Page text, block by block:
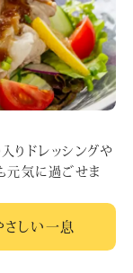
りドレッシングや
元気に過ごせま
しい一息